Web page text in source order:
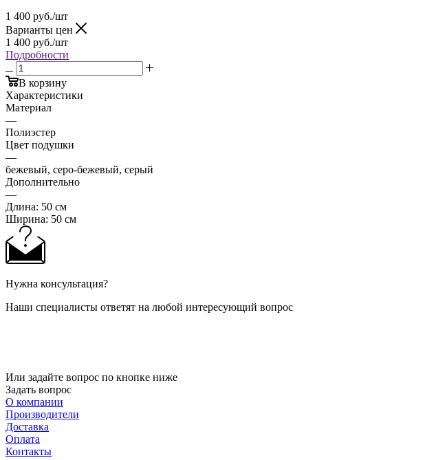
1 400 руб./шт
Варианты цен
1 400 руб./шт
Подробности
В корзину
Характеристики
Материал
—
Полиэстер
Цвет подушки
—
бежевый, серо-бежевый, серый
Дополнительно
—
Длина: 50 см
Ширина: 50 см
Нужна консультация?
Наши специалисты ответят на любой интересующий вопрос
Или задайте вопрос по кнопке ниже
Задать вопрос
О компании
Производители
Доставка
Оплата
Контакты